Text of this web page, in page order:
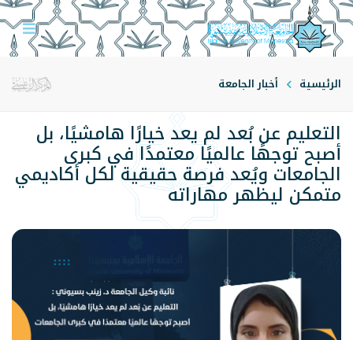
الرئيسية أخبار الجامعة
التعليم عن بُعد لم يعد خيارًا هامشيًا، بل
أصبح توجهًا عالميًا معتمدًا في كبرى
الجامعات ويُعد فرصة حقيقية لكل أكاديمي
متمكن ليظهر مهاراته